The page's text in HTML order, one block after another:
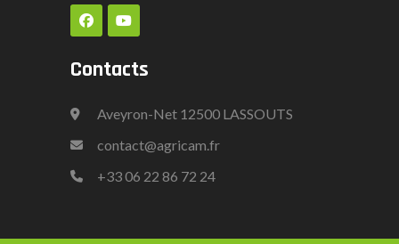
Contacts
Aveyron-Net 12500 LASSOUTS
contact@agricam.fr
+3306 22 86 72 24